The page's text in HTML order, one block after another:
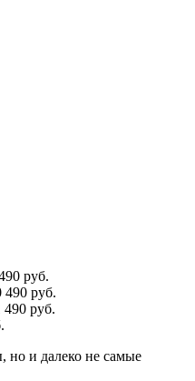
руб.
руб.
руб.
и далеко не самые